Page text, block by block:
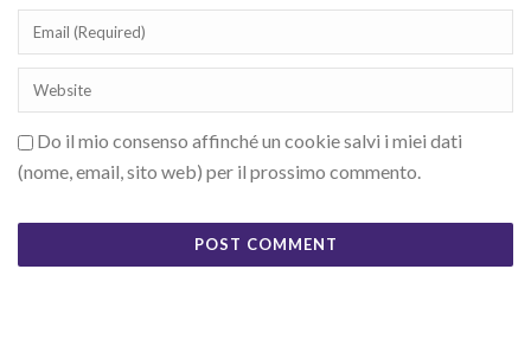
Do il mio consenso affinché un cookie salvi i miei dati
(nome, email, sito web) per il prossimo commento.